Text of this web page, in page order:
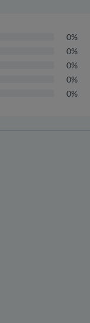
0%
0%
0%
0%
0%